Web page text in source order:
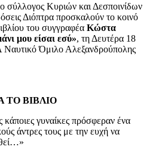
σύλλογος Κυριών και Δεσποινίδων
Διόπτρα προσκαλούν το κοινό
του συγγραφέα Κώστα
μου είσαι εσύ», τη Δευτέρα 18
Όμιλο Αλεξανδρούπολης
ΤΟ ΒΙΒΛΙΟ
γυναίκες πρόσφεραν ένα
άντρες τους με την ευχή να